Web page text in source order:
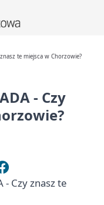
te miejsca w Chorzowie?
- Czy
- Czy znasz te